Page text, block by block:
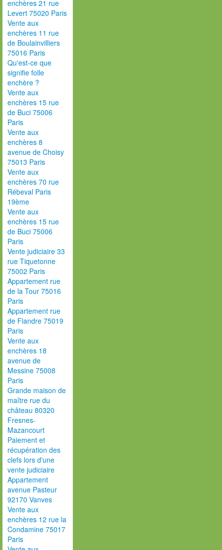
enchères 21 rue
Levert 75020 Paris
Vente aux
enchères 11 rue
de Boulainvilliers
75016 Paris
Qu'est-ce que
signifie folle
enchère ?
Vente aux
enchères 15 rue
de Buci 75006
Paris
Vente aux
enchères 8
avenue de Choisy
75013 Paris
Vente aux
enchères 70 rue
Rébeval Paris
19ème
Vente aux
enchères 15 rue
de Buci 75006
Paris
Vente judiciaire 33
rue Tiquetonne
75002 Paris
Appartement rue
de la Tour 75016
Paris
Appartement rue
de Flandre 75019
Paris
Vente aux
enchères 18
avenue de
Messine 75008
Paris
Grande maison de
maître rue du
château 80320
Fresnes-
Mazancourt
Paiement et
récupération des
clefs lors d'une
vente judiciaire
Appartement
avenue Pasteur
92170 Vanves
Vente aux
enchères 12 rue la
Condamine 75017
Paris